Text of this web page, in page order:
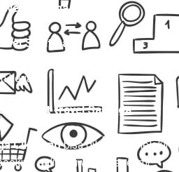
Salatiga Cikarang
Salatiga
kerja.
tiket travel Salatiga
Cikarangbisa dilakukan melalui
online di website resmi